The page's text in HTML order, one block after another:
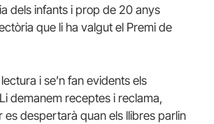
dels infants i prop de 20 anys
que li ha valgut el Premi de
i se’n fan evidents els
demanem receptes i reclama,
es despertarà quan els llibres parlin